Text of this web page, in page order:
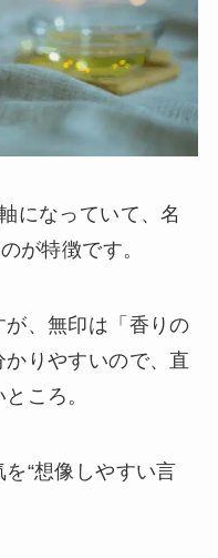
になっていて、名
が特徴です。
、無印は「香りの
りやすいので、直
ころ。
“想像しやすい言